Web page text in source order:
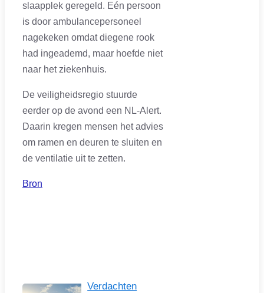
slaapplek geregeld. Eén persoon
is door ambulancepersoneel
nagekeken omdat diegene rook
had ingeademd, maar hoefde niet
naar het ziekenhuis.
De veiligheidsregio stuurde
eerder op de avond een NL-Alert.
Daarin kregen mensen het advies
om ramen en deuren te sluiten en
de ventilatie uit te zetten.
Bron
Verdachten